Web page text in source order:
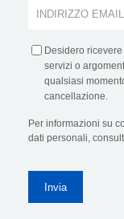
Desidero
servizi o
qualsiasi
cancellazione.
Per informazioni su
dati personali,